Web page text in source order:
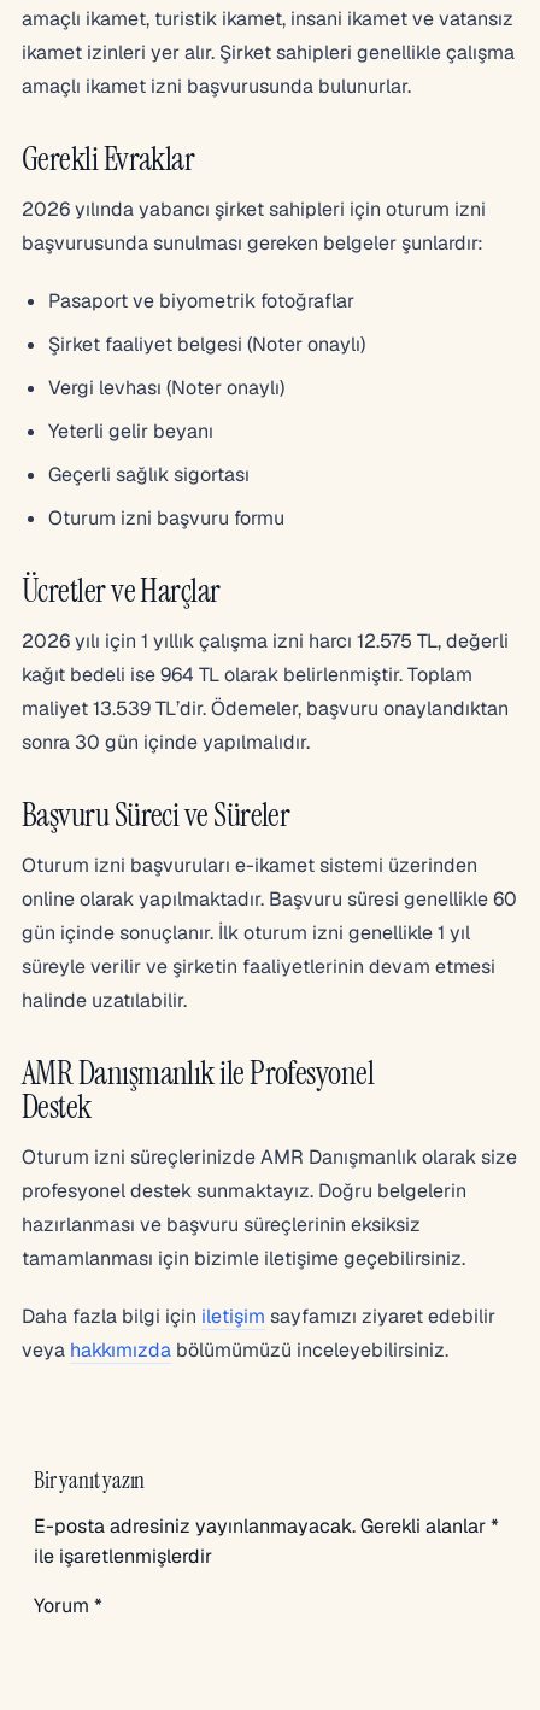
amaçlı ikamet, turistik ikamet, insani ikamet ve vatansız
ikamet izinleri yer alır. Şirket sahipleri genellikle çalışma
amaçlı ikamet izni başvurusunda bulunurlar.
Gerekli Evraklar
2026 yılında yabancı şirket sahipleri için oturum izni
başvurusunda sunulması gereken belgeler şunlardır:
Pasaport ve biyometrik fotoğraflar
Şirket faaliyet belgesi (Noter onaylı)
Vergi levhası (Noter onaylı)
Yeterli gelir beyanı
Geçerli sağlık sigortası
Oturum izni başvuru formu
Ücretler ve Harçlar
2026 yılı için 1 yıllık çalışma izni harcı 12.575 TL, değerli
kağıt bedeli ise 964 TL olarak belirlenmiştir. Toplam
maliyet 13.539 TL’dir. Ödemeler, başvuru onaylandıktan
sonra 30 gün içinde yapılmalıdır.
Başvuru Süreci ve Süreler
Oturum izni başvuruları e-ikamet sistemi üzerinden
online olarak yapılmaktadır. Başvuru süresi genellikle 60
gün içinde sonuçlanır. İlk oturum izni genellikle 1 yıl
süreyle verilir ve şirketin faaliyetlerinin devam etmesi
halinde uzatılabilir.
AMR Danışmanlık ile Profesyonel
Destek
Oturum izni süreçlerinizde AMR Danışmanlık olarak size
profesyonel destek sunmaktayız. Doğru belgelerin
hazırlanması ve başvuru süreçlerinin eksiksiz
tamamlanması için bizimle iletişime geçebilirsiniz.
Daha fazla bilgi için iletişim sayfamızı ziyaret edebilir
veya hakkımızda bölümümüzü inceleyebilirsiniz.
Bir yanıt yazın
E-posta adresiniz yayınlanmayacak.Gerekli alanlar*
ile işaretlenmişlerdir
Yorum *